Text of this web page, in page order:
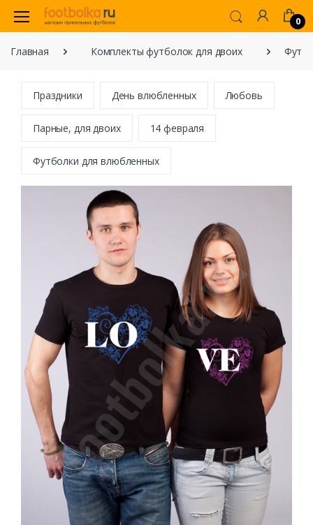
0
Главная Комплекты футболок для двоих
Праздники День влюбленных Любовь
Парные, для двоих 14 февраля
Футболки для влюбленных